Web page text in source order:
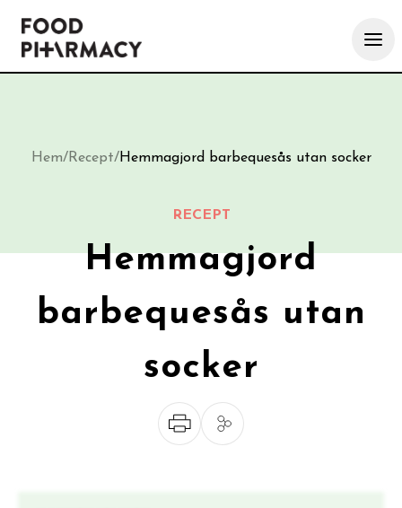
Hem/Recept/Hemmagjord barbequesås utan socker
RECEPT
Hemmagjord
barbequesås utan
socker